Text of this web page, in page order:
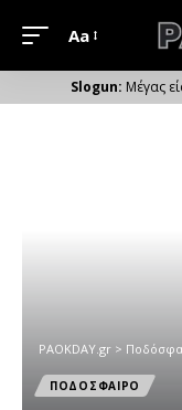
Μέγεθος
Aa
Μέγας
PAOKDAY.gr >
ΠΟΔΟΣΦΑΙΡΟ